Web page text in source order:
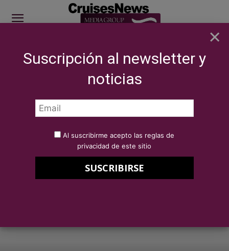
SITE SPONSOR: ICS 2026
NOTICIAS
NOTICIAS
ENTREVISTAS CRUISES NEWS: Richard J.
×
Suscripción al newsletter y
noticias
Al suscribirme acepto las reglas de
privacidad de este sitio